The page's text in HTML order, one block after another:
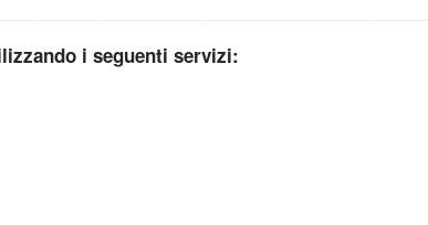
i seguenti servizi: